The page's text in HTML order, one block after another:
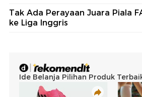
Tak Ada Perayaan Juara Piala
ke Liga Inggris